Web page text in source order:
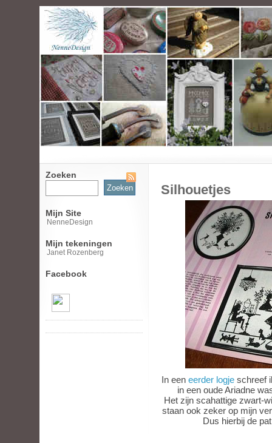
Zoeken
Zoeken
naar:
Mijn Site
NenneDesign
Mijn tekeningen
Janet Rozenberg
Facebook
Silhouetjes
In een eerder logje schreef
in een oude Ariadne
Het zijn scahattige zwart-
staan ook zeker op mijn
Dus hierbij de